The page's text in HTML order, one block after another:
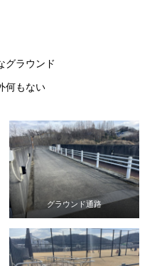
グラウンド
何もない
グラウンド通路